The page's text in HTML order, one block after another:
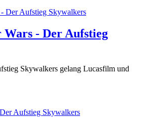
- Der Aufstieg
Skywalkers gelang Lucasfilm und